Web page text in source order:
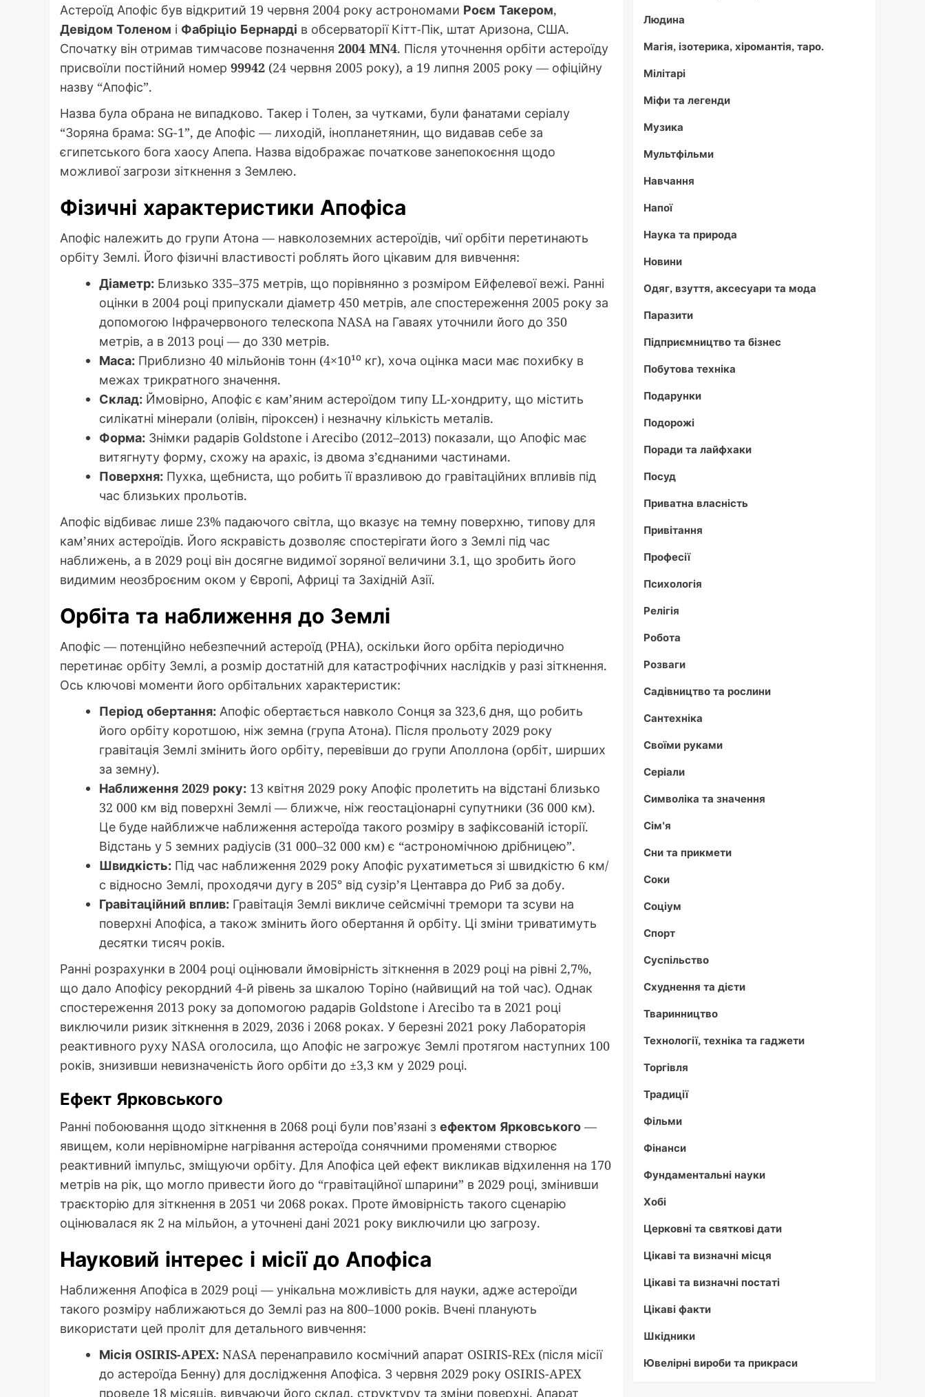
Астероїд Апофіс був відкритий 19 червня 2004 року астрономами Роєм Такером,
Девідом Толеном і Фабріціо Бернарді в обсерваторії Кітт-Пік, штат Аризона, США.
Спочатку він отримав тимчасове позначення 2004 MN4. Після уточнення орбіти астероїду
присвоїли постійний номер 99942 (24 червня 2005 року), а 19 липня 2005 року — офіційну
назву “Апофіс”.
Назва була обрана не випадково. Такер і Толен, за чутками, були фанатами серіалу
“Зоряна брама: SG-1”, де Апофіс — лиходій, інопланетянин, що видавав себе за
єгипетського бога хаосу Апепа. Назва відображає початкове занепокоєння щодо
можливої загрози зіткнення з Землею.
Фізичні характеристики Апофіса
Апофіс належить до групи Атона — навколоземних астероїдів, чиї орбіти перетинають
орбіту Землі. Його фізичні властивості роблять його цікавим для вивчення:
Діаметр: Близько 335–375 метрів, що порівнянно з розміром Ейфелевої вежі. Ранні
оцінки в 2004 році припускали діаметр 450 метрів, але спостереження 2005 року за
допомогою Інфрачервоного телескопа NASA на Гаваях уточнили його до 350
метрів, а в 2013 році — до 330 метрів.
Маса: Приблизно 40 мільйонів тонн (4×10¹⁰ кг), хоча оцінка маси має похибку в
межах трикратного значення.
Склад: Ймовірно, Апофіс є кам’яним астероїдом типу LL-хондриту, що містить
силікатні мінерали (олівін, піроксен) і незначну кількість металів.
Форма: Знімки радарів Goldstone і Arecibo (2012–2013) показали, що Апофіс має
витягнуту форму, схожу на арахіс, із двома з’єднаними частинами.
Поверхня: Пухка, щебниста, що робить її вразливою до гравітаційних впливів під
час близьких прольотів.
Апофіс відбиває лише 23% падаючого світла, що вказує на темну поверхню, типову для
кам’яних астероїдів. Його яскравість дозволяє спостерігати його з Землі під час
наближень, а в 2029 році він досягне видимої зоряної величини 3.1, що зробить його
видимим неозброєним оком у Європі, Африці та Західній Азії.
Орбіта та наближення до Землі
Апофіс — потенційно небезпечний астероїд (PHA), оскільки його орбіта періодично
перетинає орбіту Землі, а розмір достатній для катастрофічних наслідків у разі зіткнення.
Ось ключові моменти його орбітальних характеристик:
Період обертання: Апофіс обертається навколо Сонця за 323,6 дня, що робить
його орбіту коротшою, ніж земна (група Атона). Після прольоту 2029 року
гравітація Землі змінить його орбіту, перевівши до групи Аполлона (орбіт, ширших
за земну).
Наближення 2029 року: 13 квітня 2029 року Апофіс пролетить на відстані близько
32 000 км від поверхні Землі — ближче, ніж геостаціонарні супутники (36 000 км).
Це буде найближче наближення астероїда такого розміру в зафіксованій історії.
Відстань у 5 земних радіусів (31 000–32 000 км) є “астрономічною дрібницею”.
Швидкість: Під час наближення 2029 року Апофіс рухатиметься зі швидкістю 6 км/
с відносно Землі, проходячи дугу в 205° від сузір’я Центавра до Риб за добу.
Гравітаційний вплив: Гравітація Землі викличе сейсмічні тремори та зсуви на
поверхні Апофіса, а також змінить його обертання й орбіту. Ці зміни триватимуть
десятки тисяч років.
Ранні розрахунки в 2004 році оцінювали ймовірність зіткнення в 2029 році на рівні 2,7%,
що дало Апофісу рекордний 4-й рівень за шкалою Торіно (найвищий на той час). Однак
спостереження 2013 року за допомогою радарів Goldstone і Arecibo та в 2021 році
виключили ризик зіткнення в 2029, 2036 і 2068 роках. У березні 2021 року Лабораторія
реактивного руху NASA оголосила, що Апофіс не загрожує Землі протягом наступних 100
років, знизивши невизначеність його орбіти до ±3,3 км у 2029 році.
Ефект Ярковського
Ранні побоювання щодо зіткнення в 2068 році були пов’язані з ефектом Ярковського —
явищем, коли нерівномірне нагрівання астероїда сонячними променями створює
реактивний імпульс, зміщуючи орбіту. Для Апофіса цей ефект викликав відхилення на 170
метрів на рік, що могло привести його до “гравітаційної шпарини” в 2029 році, змінивши
траєкторію для зіткнення в 2051 чи 2068 роках. Проте ймовірність такого сценарію
оцінювалася як 2 на мільйон, а уточнені дані 2021 року виключили цю загрозу.
Науковий інтерес і місії до Апофіса
Наближення Апофіса в 2029 році — унікальна можливість для науки, адже астероїди
такого розміру наближаються до Землі раз на 800–1000 років. Вчені планують
використати цей проліт для детального вивчення:
Місія OSIRIS-APEX: NASA перенаправило космічний апарат OSIRIS-REx (після місії
до астероїда Бенну) для дослідження Апофіса. З червня 2029 року OSIRIS-APEX
проведе 18 місяців, вивчаючи його склад, структуру та зміни поверхні. Апарат
Людина
Магія, ізотерика, хіромантія, таро.
Мілітарі
Міфи та легенди
Музика
Мультфільми
Навчання
Напої
Наука та природа
Новини
Одяг, взуття, аксесуари та мода
Паразити
Підприємництво та бізнес
Побутова техніка
Подарунки
Подорожі
Поради та лайфхаки
Посуд
Приватна власність
Привітання
Професії
Психологія
Релігія
Робота
Розваги
Садівництво та рослини
Сантехніка
Своїми руками
Серіали
Символіка та значення
Сім'я
Сни та прикмети
Соки
Соціум
Спорт
Суспільство
Схуднення та дієти
Тваринництво
Технології, техніка та гаджети
Торгівля
Традиції
Фільми
Фінанси
Фундаментальні науки
Хобі
Церковні та святкові дати
Цікаві та визначні місця
Цікаві та визначні постаті
Цікаві факти
Шкідники
Ювелірні вироби та прикраси